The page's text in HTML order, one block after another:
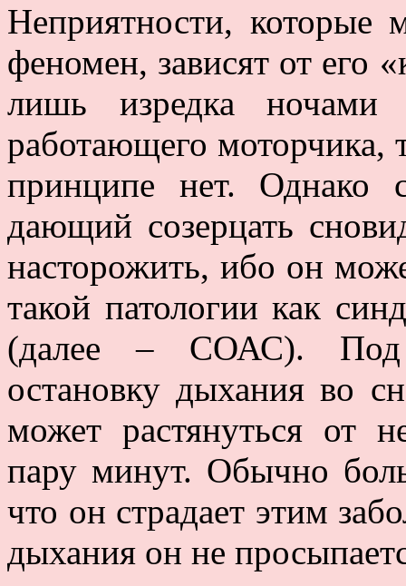
Неприятности, которые
феномен, зависят от его
лишь изредка ночами
работающего моторчика,
принципе нет. Однако
дающий созерцать
насторожить, ибо он
такой патологии как
(далее – СОАС). Под
остановку дыхания во
может растянуться от
пару минут. Обычно
что он страдает этим
дыхания он не